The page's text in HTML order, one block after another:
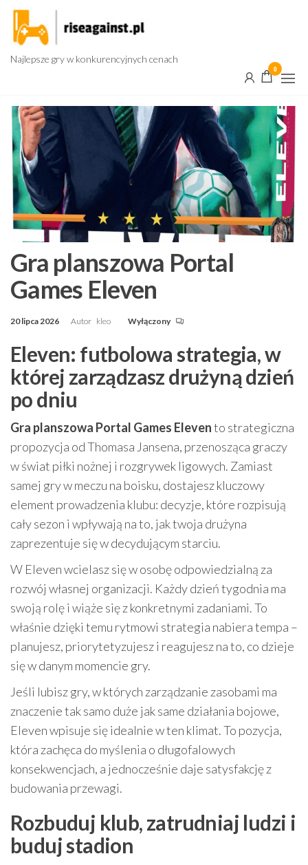
Przejdź
treści
Najlepsze gry w konkurencyjnych cenach
0
Gra planszowa Portal
Games Eleven
20 lipca 2026 Autor kleo Wyłączony
Eleven: futbolowa strategia, w
której zarządzasz drużyną dzień
po dniu
Gra planszowa Portal Games Elevento strategiczna
propozycja od Thomasa Jansena, przenosząca graczy
w świat piłki nożnej i rozgrywek ligowych. Zamiast
samej gry w meczu na boisku, dostajesz kluczowy
element prowadzenia klubu: decyzje, które rozpisują
cały sezon i wpływają na to, jak twoja drużyna
zaprezentuje się w decydującym starciu.
W Eleven wcielasz się w osobę odpowiedzialną za
rozwój własnej organizacji. Każdy dzień tygodnia ma
swoją rolę i wiąże się z konkretnymi zadaniami. To
właśnie dzięki temu rytmowi strategia nabiera tempa –
planujesz, priorytetyzujesz i reagujesz na to, co dzieje
się w danym momencie gry.
Jeśli lubisz gry, w których zarządzanie zasobami ma
znaczenie tak samo duże jak same działania bojowe,
Eleven wpisuje się idealnie w ten klimat. To pozycja,
która zachęca do myślenia o długofalowych
konsekwencjach, a jednocześnie daje satysfakcję z
budowania przewagi.
Rozbuduj klub, zatrudniaj ludzi i
buduj stadion